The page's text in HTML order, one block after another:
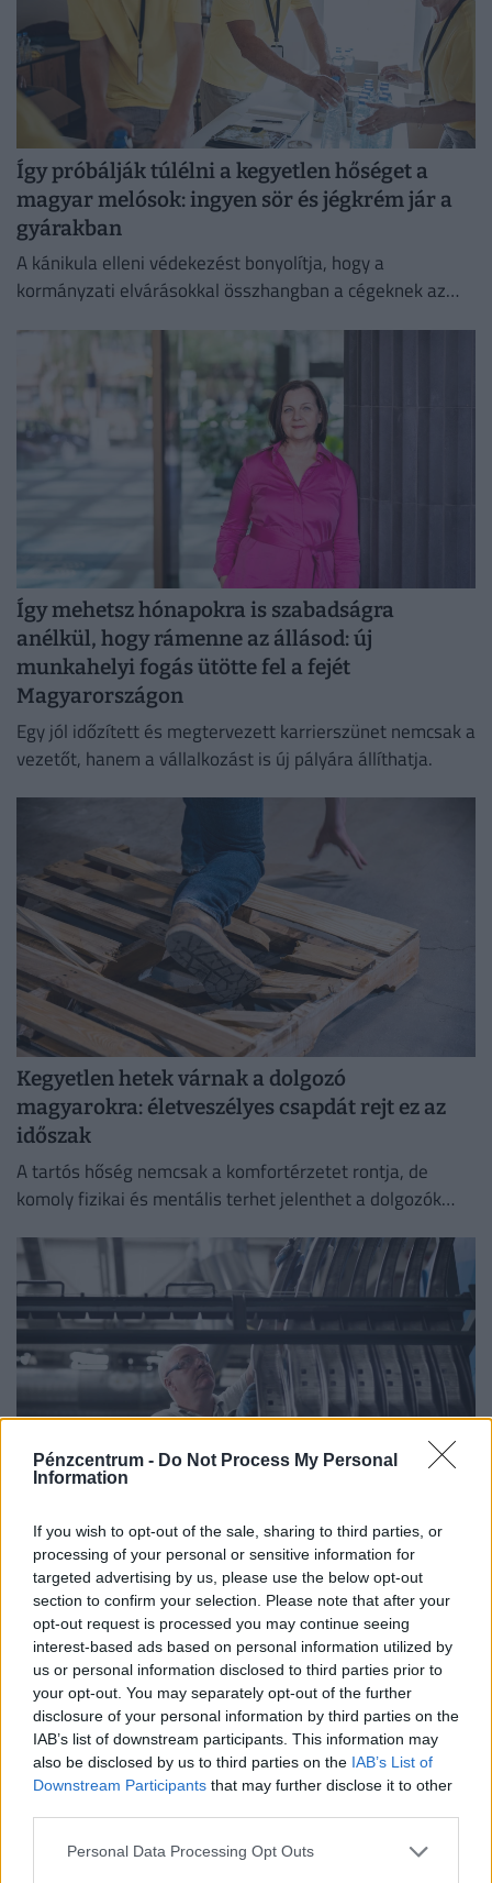
Pénzcentrum - Do Not Process My Personal
Information
If you wish to opt-out of the sale, sharing to third parties, or
processing of your personal or sensitive information for
targeted advertising by us, please use the below opt-out
section to confirm your selection. Please note that after your
opt-out request is processed you may continue seeing
interest-based ads based on personal information utilized by
us or personal information disclosed to third parties prior to
your opt-out. You may separately opt-out of the further
disclosure of your personal information by third parties on the
IAB’s list of downstream participants. This information may
also be disclosed by us to third parties on the IAB’s List of
Downstream Participants that may further disclose it to other
Personal Data Processing Opt Outs
Így próbálják túlélni a kegyetlen hőséget a
magyar melósok: ingyen sör és jégkrém jár a
gyárakban
A kánikula elleni védekezést bonyolítja, hogy a
kormányzati elvárásokkal összhangban a cégeknek az
Így mehetsz hónapokra is szabadságra
anélkül, hogy rámenne az állásod: új
munkahelyi fogás ütötte fel a fejét
Magyarországon
Egy jól időzített és megtervezett karrierszünet nemcsak a
vezetőt, hanem a vállalkozást is új pályára állíthatja.
Kegyetlen hetek várnak a dolgozó
magyarokra: életveszélyes csapdát rejt ez az
időszak
A tartós hőség nemcsak a komfortérzetet rontja, de
komoly fizikai és mentális terhet jelenthet a dolgozók
munkahelyeken: hamarosan százezrével
tűnnek el a dolgozók
Bár a magyar munkaerőpiac látszólag stabil, hiszen a
foglalkoztatottság továbbra is magas, a munkanélküliség
pedig nem emelkedik drámai mértékben.